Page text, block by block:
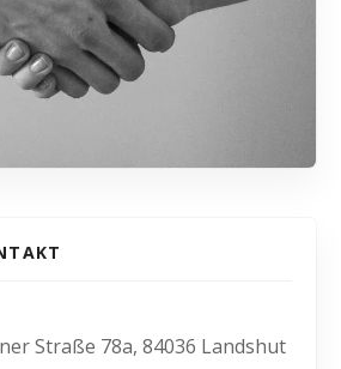
Straße 78a, 84036 Landshut